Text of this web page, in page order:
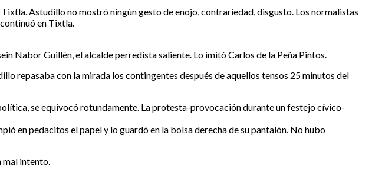
Astudillo no mostró ningún gesto de enojo, contrariedad, disgusto. Los normalistas
en Tixtla.
Nabor Guillén, el alcalde perredista saliente. Lo imitó Carlos de la Peña Pintos.
repasaba con la mirada los contingentes después de aquellos tensos 25 minutos del
se equivocó rotundamente. La protesta-provocación durante un festejo cívico-
en pedacitos el papel y lo guardó en la bolsa derecha de su pantalón. No hubo
intento.